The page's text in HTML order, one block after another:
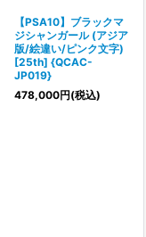
【PSA10】ブラックマ
ジシャンガール (アジア
版/絵違い/ピンク文字)
[25th] {QCAC-
JP019}
478,000円(税込)